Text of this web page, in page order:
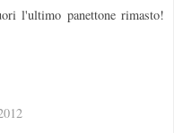
l'ultimo panettone rimasto!